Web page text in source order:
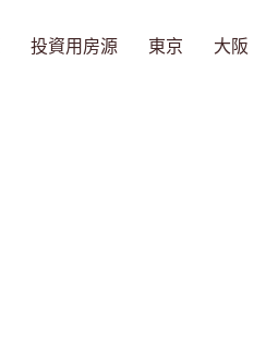
投資用房源 東京 大阪